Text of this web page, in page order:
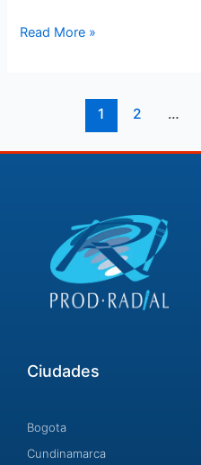
Read More »
1 2 …
Ciudades
Bogota
Cundinamarca